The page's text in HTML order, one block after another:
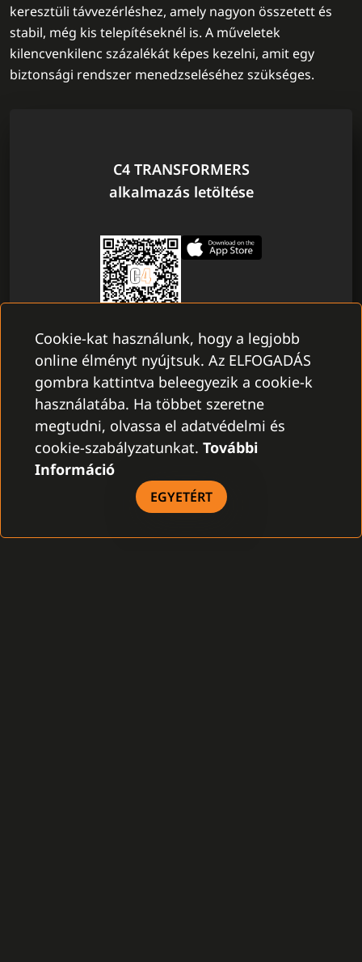
keresztüli távvezérléshez, amely nagyon összetett és
stabil, még kis telepítéseknél is. A műveletek
kilencvenkilenc százalékát képes kezelni, amit egy
biztonsági rendszer menedzseléséhez szükséges.
C4 TRANSFORMERS
alkalmazás letöltése
Cookie-kat használunk, hogy a legjobb
online élményt nyújtsuk. Az ELFOGADÁS
gombra kattintva beleegyezik a cookie-k
használatába. Ha többet szeretne
megtudni, olvassa el adatvédelmi és
cookie-szabályzatunkat. További
Információ
EGYETÉRT